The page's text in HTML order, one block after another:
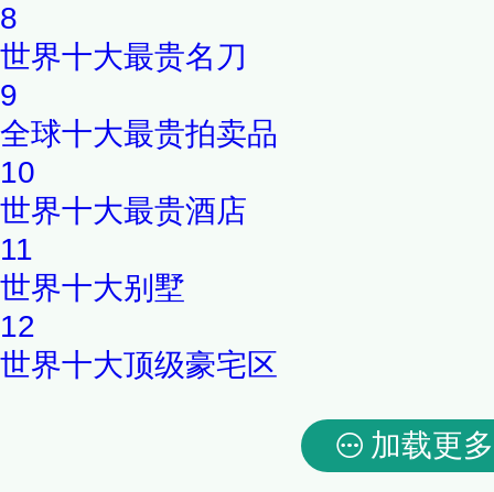
8
世界十大最贵名刀
9
全球十大最贵拍卖品
10
世界十大最贵酒店
11
世界十大别墅
12
世界十大顶级豪宅区
加载更多